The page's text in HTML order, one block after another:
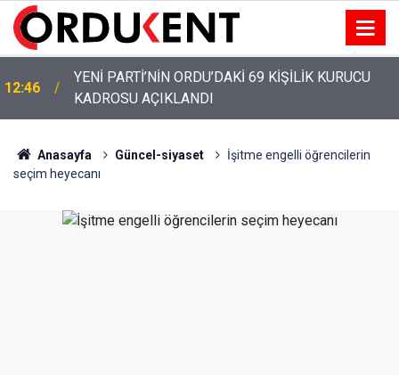
12:46
YENİ PARTİ’NİN ORDU’DAKİ 69 KİŞİLİK KURUCU
KADROSU AÇIKLANDI
Anasayfa Güncel-siyaset
İşitme engelli öğrencilerin
seçim heyecanı